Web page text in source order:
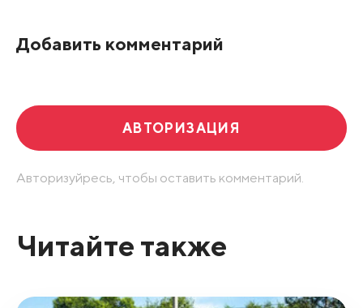
Добавить комментарий
АВТОРИЗАЦИЯ
Авторизуйресь, чтобы оставить комментарий.
Читайте также